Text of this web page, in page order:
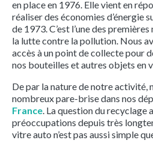
en place en 1976. Elle vient en
réaliser des économies d’énergie
de 1973. C’est l’une des
la lutte contre la pollution. Nous
accès à un point de collecte pour
nos bouteilles et autres objets en
De par la nature de notre activité,
nombreux pare-brise dans nos
France . La question du recyclage
préoccupations depuis très
vitre auto n’est pas aussi simple